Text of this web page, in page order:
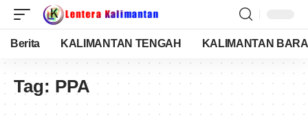
Berita KALIMANTAN TENGAH KALIMANTAN
Tag: PPA